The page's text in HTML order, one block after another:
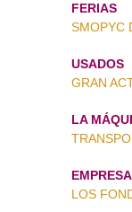
FERIAS
SMOPYC
USADOS
GRAN
LA
LOS